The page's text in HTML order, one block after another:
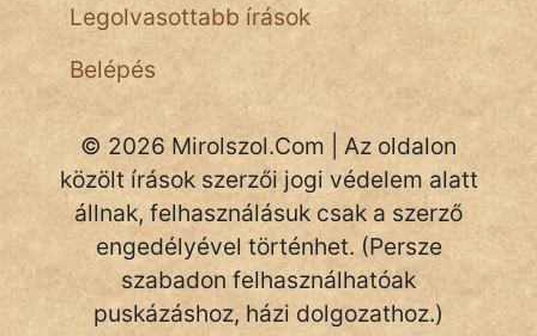
Legolvasottabb írások
Belépés
© 2026 Mirolszol.Com | Az oldalon
közölt írások szerzői jogi védelem alatt
állnak, felhasználásuk csak a szerző
engedélyével történhet. (Persze
szabadon felhasználhatóak
puskázáshoz, házi dolgozathoz.)